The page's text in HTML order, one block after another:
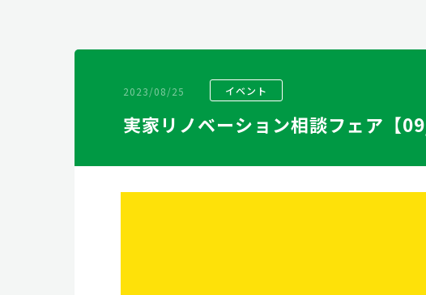
2023/08/25 イベント
実家リノベーション相談フェア【